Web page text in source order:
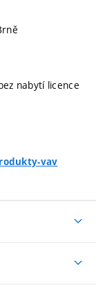
nabytí licence
vav